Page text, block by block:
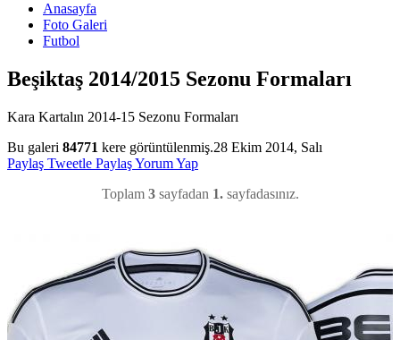
Anasayfa
Foto Galeri
Futbol
Beşiktaş 2014/2015 Sezonu Formaları
Kara Kartalın 2014-15 Sezonu Formaları
Bu galeri 84771 kere görüntülenmiş.28 Ekim 2014, Salı
Paylaş Tweetle PaylaşYorum Yap
Toplam 3sayfadan 1.sayfadasınız.